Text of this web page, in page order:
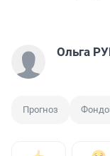
Ольга
Прогноз